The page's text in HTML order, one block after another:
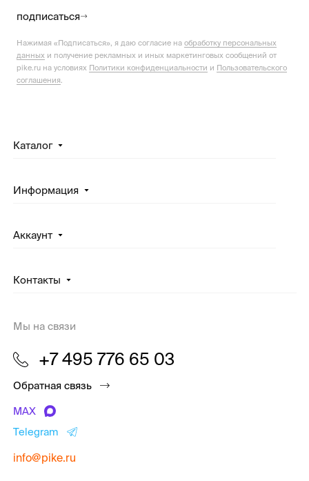
подписаться
Нажимая «Подписаться», я даю согласие на обработку персональных
данных и получение рекламных и иных маркетинговых сообщений от
pike.ru на условиях Политики конфиденциальности и Пользовательского
соглашения
Каталог
Информация
Аккаунт
Контакты
Мы на связи
+7 495 776 65 03
Обратная связь
MAX
Telegram
info@pike.ru